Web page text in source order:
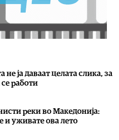
ја даваат целата слика, за
работи
реки во Македонија:
и уживате ова лето